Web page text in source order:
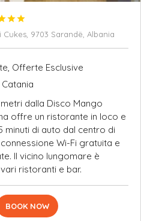


9703 Sarandë, Albania
Offerte Esclusive
dalla Disco Mango
offre un ristorante in loco e
minuti di auto dal centro di
Wi-Fi gratuita e
Il vicino lungomare è
ristoranti e bar.
BOOK NOW